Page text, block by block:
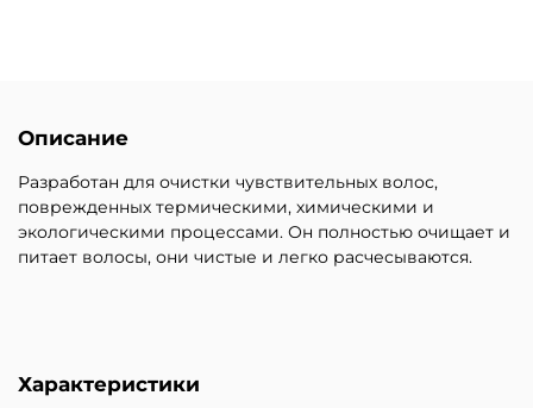
Описание
Разработан для очистки чувствительных волос,
поврежденных термическими, химическими и
экологическими процессами. Он полностью очищает и
питает волосы, они чистые и легко расчесываются.
Характеристики